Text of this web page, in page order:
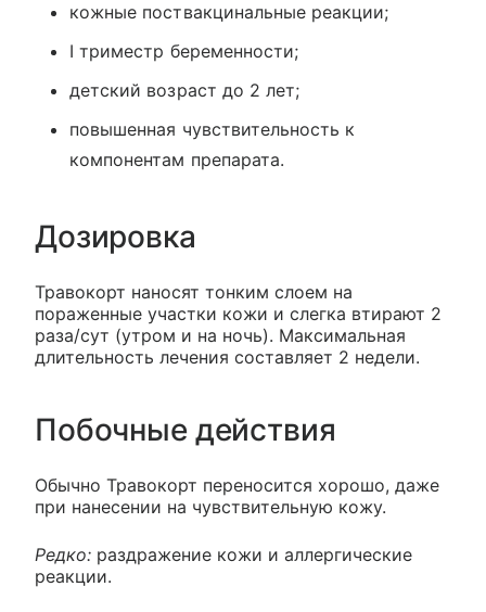
кожные поствакцинальные реакции;
I триместр беременности;
детский возраст до 2 лет;
повышенная чувствительность к
компонентам препарата.
Дозировка
Травокорт наносят тонким слоем на
пораженные участки кожи и слегка втирают 2
раза/сут (утром и на ночь). Максимальная
длительность лечения составляет 2 недели.
Побочные действия
Обычно Травокорт переносится хорошо, даже
при нанесении на чувствительную кожу.
Редко: раздражение кожи и аллергические
реакции.